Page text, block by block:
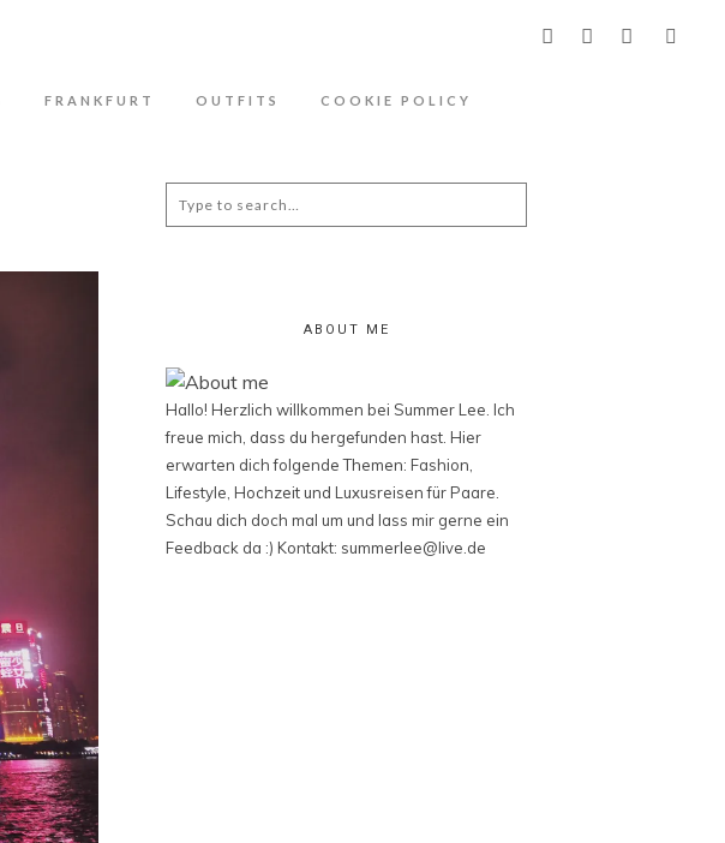
FRANKFURT OUTFITS COOKIE POLICY
Search
for:
ABOUT ME
Hallo! Herzlich willkommen bei Summer Lee. Ich
freue mich, dass du hergefunden hast. Hier
erwarten dich folgende Themen: Fashion,
Lifestyle, Hochzeit und Luxusreisen für Paare.
Schau dich doch mal um und lass mir gerne ein
Feedback da :) Kontakt: summerlee@live.de